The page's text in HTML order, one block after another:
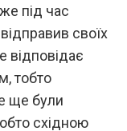
під час
своїх
відповідає
тобто
ще були
східною